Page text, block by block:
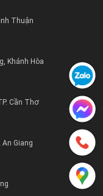
Thuận
Khánh Hòa
Cần Thơ
Giang